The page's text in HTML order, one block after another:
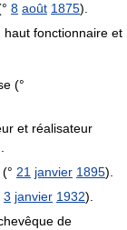
8 août 1875).
haut fonctionnaire et
(°
et réalisateur
21 janvier 1895).
3 janvier 1932).
de